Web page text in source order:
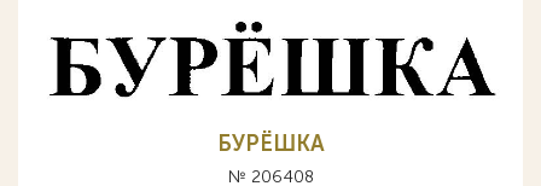
БУРЁШКА
№ 206408